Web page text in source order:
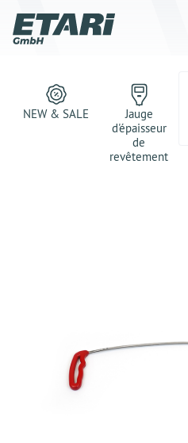
NEW & SALE
Jauge
d'épaisseur
de
revêtement